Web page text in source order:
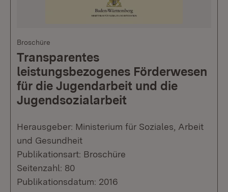
Broschüre
Transparentes
leistungsbezogenes Förderwesen
für die Jugendarbeit und die
Jugendsozialarbeit
Herausgeber: Ministerium für Soziales, Arbeit
und Gesundheit
Publikationsart: Broschüre
Seitenzahl: 80
Publikationsdatum: 2016